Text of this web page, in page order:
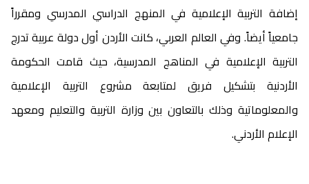
إضافة التربية الإعلامية في المنهج الدراسي المدرسي ومقرراً
جامعياً أيضاً. وفي العالم العربي، كانت الأردن أول دولة عربية تدرج
التربية الإعلامية في المناهج المدرسية، حيث قامت الحكومة
الأردنية بتشكيل فريق لمتابعة مشروع التربية الإعلامية
والمعلوماتية وذلك بالتعاون بين وزارة التربية والتعليم ومعهد
الإعلام الأردني.